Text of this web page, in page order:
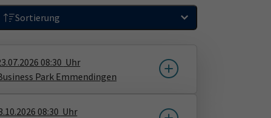
Sortierung
08:30 Uhr
Park Emmendingen
08:30 Uhr